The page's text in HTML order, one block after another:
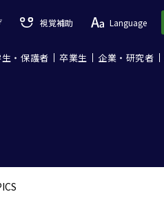
視覚補助 Language
・保護者 卒業生 企業・研究者